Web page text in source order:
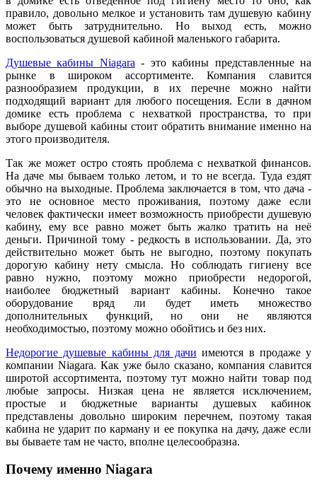
правило, довольно мелкое и установить там душевую кабину
может быть затруднительно. Но выход есть, можно
воспользоваться душевой кабиной маленького габарита.
Душевые кабины Niagara - это кабины представленные на
рынке в широком ассортименте. Компания славится
разнообразием продукции, в их перечне можно найти
подходящий вариант для любого посещения. Если в дачном
домике есть проблема с нехваткой пространства, то при
выборе душевой кабины стоит обратить внимание именно на
этого производителя.
Так же может остро стоять проблема с нехваткой финансов.
На даче мы бываем только летом, и то не всегда. Туда ездят
обычно на выходные. Проблема заключается в том, что дача -
это не основное место проживания, поэтому даже если
человек фактически имеет возможность приобрести душевую
кабину, ему все равно может быть жалко тратить на неё
деньги. Причиной тому - редкость в использовании. Да, это
действительно может быть не выгодно, поэтому покупать
дорогую кабину нету смысла. Но соблюдать гигиену все
равно нужно, поэтому можно приобрести недорогой,
наиболее бюджетный вариант кабины. Конечно такое
оборудование вряд ли будет иметь множество
дополнительных функций, но они не являются
необходимостью, поэтому можно обойтись и без них.
Недорогие душевые кабины для дачи имеются в продаже у
компании Niagara. Как уже было сказано, компания славится
широтой ассортимента, поэтому тут можно найти товар под
любые запросы. Низкая цена не является исключением,
простые и бюджетные варианты душевых кабинок
представлены довольно широким перечнем, поэтому такая
кабина не ударит по карману и ее покупка на дачу, даже если
вы бываете там не часто, вполне целесообразна.
Почему именно Niagara